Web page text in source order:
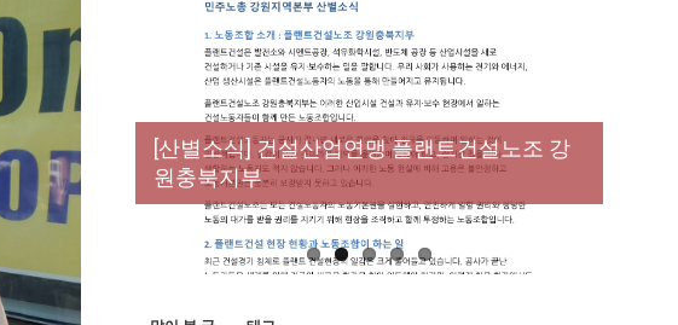
[성명] 막을 수 있었던 죽음, HL만도가 책임져
라 : 청년노동자 사망사고의 철저한 진상규명
과 재발방지 대책 마련하라
[산별소식] 건설산업연맹 플랜트건설노조 강
원충북지부
[강릉,속초,원주,춘천] 폭염감시단 사업 이모저
모
[조합원☆인터뷰] 서비스연맹 전국학교비정
규직노동조합 강원지부 김유미 춘천지회장
[본부소식] 강원지역 노동자 합창단 모임